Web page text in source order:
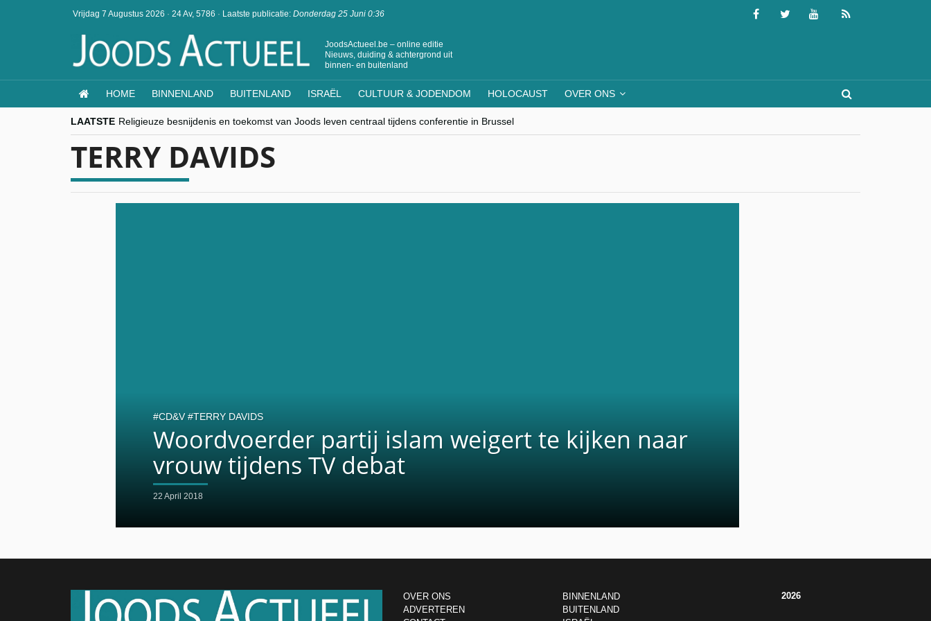
Vrijdag 7 Augustus 2026 · 24 Av, 5786 · Laatste publicatie: Donderdag 25 Juni 0:36
JoodsActueel.be – online editie
Nieuws, duiding & achtergrond uit
binnen- en buitenland
HOME BINNENLAND BUITENLAND ISRAËL CULTUUR & JODENDOM HOLOCAUST OVER ONS
LAATSTE Religieuze besnijdenis en toekomst van Joods leven centraal tijdens conferentie in Brussel
“Besnijdenisdebat toont hoe moeilijk seculiere Westen minderheden begrijpt”, Jinnih Beels (Vooruit)
CITYTRIP | ROEMENIË – Boekarest: de verrassing van Oost-Europa
“Vandaag zit elke Jood in België op de beklaagdenbank”
goKosher lanceert nieuwe website en samenwerking met Mishpacha voor kosher travel en simchas wereldwijd
TERRY DAVIDS
Woordvoerder partij islam weigert te kijken naar
vrouw tijdens TV debat
22 April 2018
CD&V TERRY DAVIDS
OVER ONS
ADVERTEREN
BINNENLAND
BUITENLAND
2026